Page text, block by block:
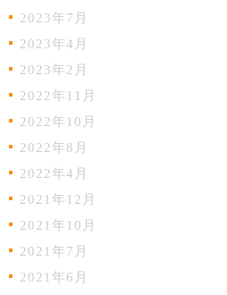
2023年7月
2023年4月
2023年2月
2022年11月
2022年10月
2022年8月
2022年4月
2021年12月
2021年10月
2021年7月
2021年6月